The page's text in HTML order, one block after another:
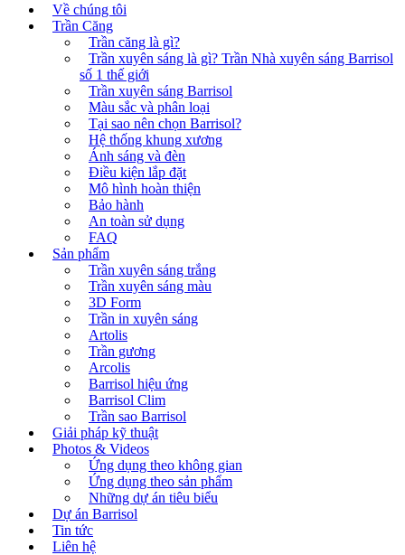
Về chúng tôi
Trần Căng
Trần căng là gì?
Trần xuyên sáng là gì? Trần Nhà xuyên sáng Barrisol
số 1 thế giới
Trần xuyên sáng Barrisol
Màu sắc và phân loại
Tại sao nên chọn Barrisol?
Hệ thống khung xương
Ánh sáng và đèn
Điều kiện lắp đặt
Mô hình hoàn thiện
Bảo hành
An toàn sử dụng
FAQ
Sản phẩm
Trần xuyên sáng trắng
Trần xuyên sáng màu
3D Form
Trần in xuyên sáng
Artolis
Trần gương
Arcolis
Barrisol hiệu ứng
Barrisol Clim
Trần sao Barrisol
Giải pháp kỹ thuật
Photos & Videos
Ứng dụng theo không gian
Ứng dụng theo sản phẩm
Những dự án tiêu biểu
Dự án Barrisol
Tin tức
Liên hệ